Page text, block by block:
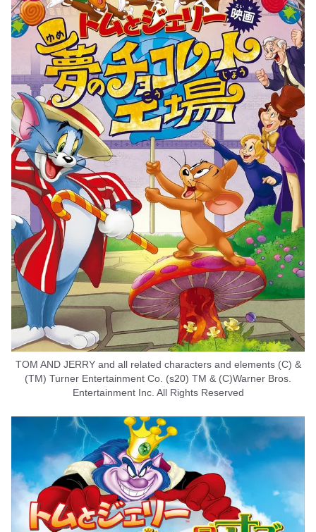
TOM AND JERRY and all related characters and elements (C) &
(TM) Turner Entertainment Co. (s20) TM & (C)Warner Bros.
Entertainment Inc. All Rights Reserved